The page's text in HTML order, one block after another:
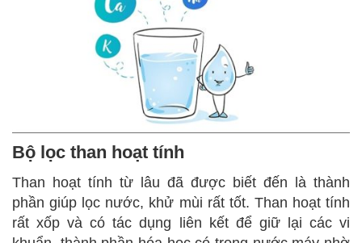
Bộ lọc than hoạt tính
Than hoạt tính từ lâu đã được biết đến là thành
phần giúp lọc nước, khử mùi rất tốt. Than hoạt tính
rất xốp và có tác dụng liên kết để giữ lại các vi